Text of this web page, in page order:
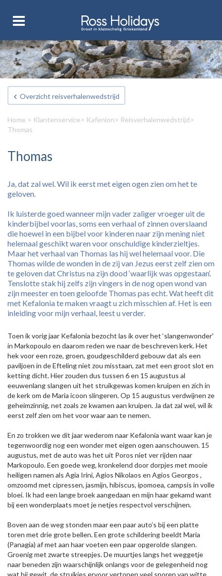
Overzicht reisverhalenwedstrijd
Home > Klantenservice> Kafenion> Reisverhalenwedstrijd>
Thomas
Thomas
Ja, dat zal wel. Wil ik eerst met eigen ogen zien om het te
geloven.
Ik luisterde goed wanneer mijn vader zaliger vroeger uit de
kinderbijbel voorlas, soms een verhaal of zinnen overslaand
die hoewel in een bijbel voor kinderen naar zijn mening niet
helemaal geschikt waren voor onschuldige kinderzieltjes.
Maar het verhaal van Thomas las hij wel helemaal voor. Die
Thomas wilde de wonden in de zij van Jezus eerst zelf zien om
te geloven dat Christus na zijn dood ‘waarlijk was opgestaan‘.
Tenslotte stak hij zelfs zijn vingers in de nog open wond van
zijn meester en toen geloofde Thomas pas echt. Wat heeft dit
met Kefalonia te maken vraagt u zich misschien af. Het is een
inleiding voor mijn verhaal, leest u verder.
Toen ik vorig jaar Kefalonia bezocht las ik over het ‘slangenwonder'
in Markopoulo en daarom reden we naar de beschreven kerk. Het
hek voor een roze, groen, goudgeschilderd gebouw dat als een
paviljoen in de Efteling niet zou misstaan, zat met een groot slot en
ketting dicht. Hier zouden dus tussen 6 en 15 augustus al
eeuwenlang slangen uit het struikgewas komen kruipen en zich in
de kerk om de Maria icoon slingeren. Op 15 augustus verdwijnen ze
geheimzinnig, net zoals ze kwamen aan kruipen. Ja dat zal wel, wil ik
eerst zelf zien om het voor waar aan te nemen.
En zo trokken we dit jaar wederom naar Kefalonia want waar kan je
tegenwoordig nog een wonder met eigen ogen aanschouwen. 15
augustus, met de auto was het uit Poros niet ver rijden naar
Markopoulo. Een goede weg, kronkelend door dorpjes met mooie
heiligen namen als Agia Irini, Agios Nikolaos en Agios Georgos ,
omzoomd met cipressen, jasmijn, hibiscus, ipomoea, campsis in volle
bloei. Ik had een lange broek aangedaan en mijn haar gekamd want
bij een wonderplaats moet je netjes respectvol verschijnen.
Boven aan de weg stonden maar een paar auto’s bij een platte
toren met drie grote bellen. Een grote schildering beeldt Maria
(Panagia) af met aan haar voeten een paar opgerolde slangen.
Groenig met zwarte streepjes. De muurtjes langs het weggetje
naar beneden zijn waarschijnlijk onlangs voor de gelegenheid nog
wat bij gewit, de struikjes ervoor vertonen veel sporen van witte